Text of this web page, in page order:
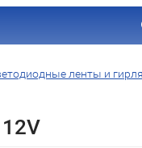
ленты и